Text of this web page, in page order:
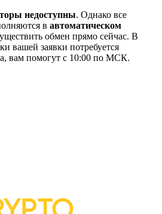
недоступны. Однако все
в автоматическом
обмен прямо сейчас. В
вашей заявки потребуется
вам помогут с 10:00 по МСК.